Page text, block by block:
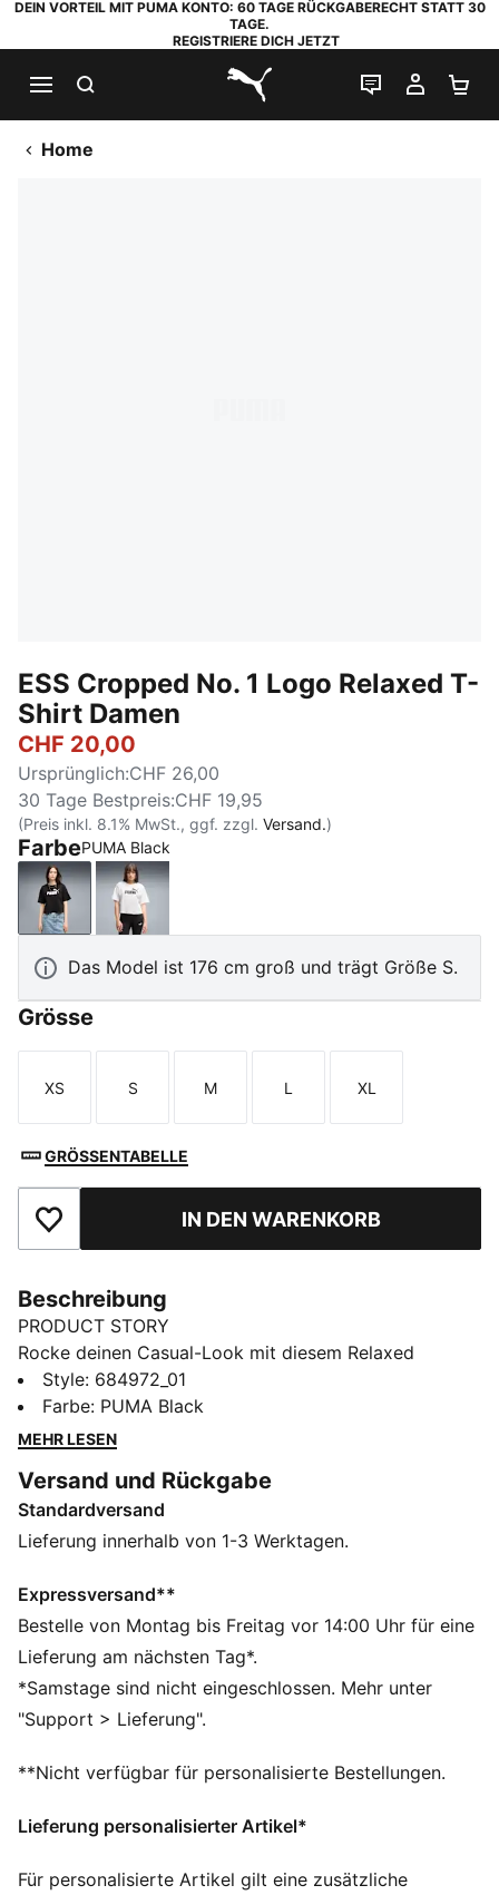
DEIN VORTEIL MIT PUMA KONTO: 60 TAGE RÜCKGABERECHT STATT 30
TAGE.
REGISTRIERE DICH JETZT
PUMA.com
LIVE-CHAT
MEIN
Home
ESS Cropped No. 1 Logo Relaxed T-
Shirt Damen
CHF 20,00
Ursprünglich:CHF 26,00
30 Tage Bestpreis:CHF 19,95
(Preis inkl. 8.1% MwSt., ggf. zzgl. Versand.)
FarbePUMA Black
PUMA BlackPUMA White
Das Model ist 176 cm groß und trägt Größe S.
Grösse
Größe
XS
Größe
S
Größe
M
Größe
L
Größe
XL
GRÖSSENTABELLE
Zu Favoriten hinzufügenIN DEN WARENKORB
Beschreibung
PRODUCT STORY
Rocke deinen Casual-Look mit diesem Relaxed
Cropped T-Shirt. Mit seinem auffälligen PUMA Print
passt er perfekt zu einer hochgeschnittenen Jeans
oder Leggings. Zeig deinen PUMA Stolz und hol dir
FEATURES + VORTEILE
Hergestellt aus mindestens 20 % recycelter
Baumwolle.
Relaxed Fit
160 g/m², Single-Jersey-Gewebe
Cropped-Schnitt
Rundhalsausschnitt
Kurze Ärmel
Tiefe Schulter
PUMA Branding-Details
Style: 684972_01
Farbe: PUMA Black
MEHR LESEN
Versand und Rückgabe
Standardversand
Lieferung innerhalb von 1-3 Werktagen.
Expressversand**
Bestelle von Montag bis Freitag vor 14:00 Uhr für eine
Lieferung am nächsten Tag*.
*Samstage sind nicht eingeschlossen. Mehr unter
"Support > Lieferung".
**Nicht verfügbar für personalisierte Bestellungen.
Lieferung personalisierter Artikel*
Für personalisierte Artikel gilt eine zusätzliche